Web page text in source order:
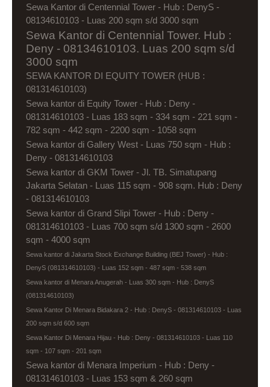
Sewa Kantor di Centennial Tower - Hub : DenyS -
08134610103 - Luas 200 sqm s/d 3000 sqm
Sewa Kantor di Centennial Tower. Hub :
Deny - 08134610103. Luas 200 sqm s/d
3000 sqm
SEWA KANTOR DI EQUITY TOWER (HUB :
081314610103)
Sewa kantor di Equity Tower - Hub : Deny -
081314610103 - Luas 183 sqm - 334 sqm - 221 sqm -
782 sqm - 442 sqm - 2200 sqm - 1058 sqm
Sewa kantor di Gallery West - Luas 750 sqm - Hub :
Deny - 081314610103
Sewa kantor di GKM Tower - Jl. TB. Simatupang
Jakarta Selatan - Luas 115 sqm - 908 sqm. Hub : Deny
- 081314610103
Sewa kantor di Grand Slipi Tower - Hub : Deny -
081314610103 - Luas 700 sqm s/d 1300 sqm - 2600
sqm - 4000 sqm
Sewa kantor di Jakarta Stock Exchange Building (BEJ Tower) - Hub :
DenyS (081314610103) - Luas 152 sqm - 487 sqm - 538 sqm
Sewa kantor di Menara Anugerah - Luas 300 sqm - Hub : DenyS
(081314610103)
Sewa Kantor Di Menara Bidakara 2 - Hub : DenyS - 081314610103 - Luas
200 sqm s/d 600 sqm
Sewa Kantor Di Menara Hijau - Hub : Deny - 081314610103 - Luas 110
sqm - 107 sqm - 201 sqm
Sewa kantor di Menara Imperium - Hub : Deny -
081314610103 - Luas 153 sqm & 260 sqm